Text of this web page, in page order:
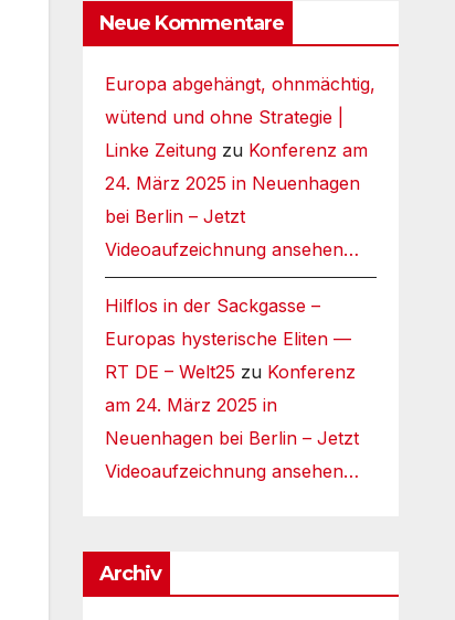
Neue Kommentare
Europa abgehängt, ohnmächtig,
wütend und ohne Strategie |
Linke Zeitungzu Konferenz am
24. März 2025 in Neuenhagen
bei Berlin – Jetzt
Videoaufzeichnung ansehen…
Hilflos in der Sackgasse –
Europas hysterische Eliten —
RT DE – Welt25 zu Konferenz
am 24. März 2025 in
Neuenhagen bei Berlin – Jetzt
Videoaufzeichnung ansehen…
Archiv